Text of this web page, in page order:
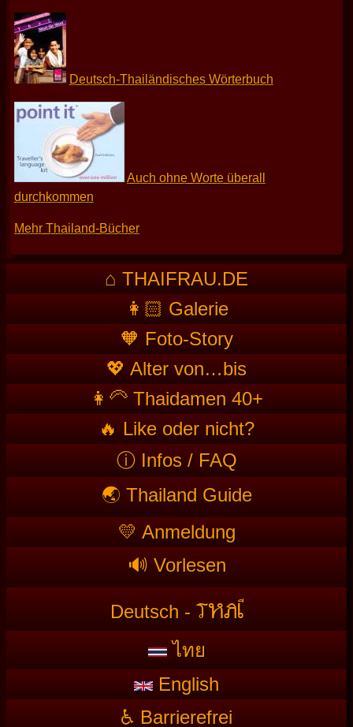
Deutsch-Thailändisches Wörterbuch
Auch ohne Worte überall
durchkommen
Mehr Thailand-Bücher
⌂ THAIFRAU.DE
👩🏻 Galerie
🧡 Foto-Story
💖 Alter von…bis
👩‍🦳 Thaidamen 40+
🔥 Like oder nicht?
ⓘ Infos / FAQ
🌏 Thailand Guide
💛 Anmeldung
🔊 Vorlesen
Deutsch - THAI
ไทย
English
♿ Barrierefrei